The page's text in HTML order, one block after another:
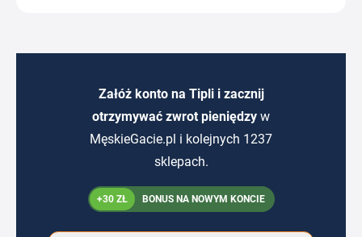
Załóż konto na Tipli i zacznij
otrzymywać zwrot pieniędzy w
MęskieGacie.pl i kolejnych 1237
sklepach.
+30 ZŁ BONUS NA NOWYM KONCIE